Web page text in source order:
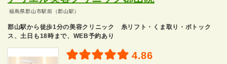
福島県郡山市駅前（郡山駅）
郡山駅から徒歩1分の美容クリニック 糸リフト・くま取り・ボトック
ス、土日も18時まで、WEB予約あり
4.86